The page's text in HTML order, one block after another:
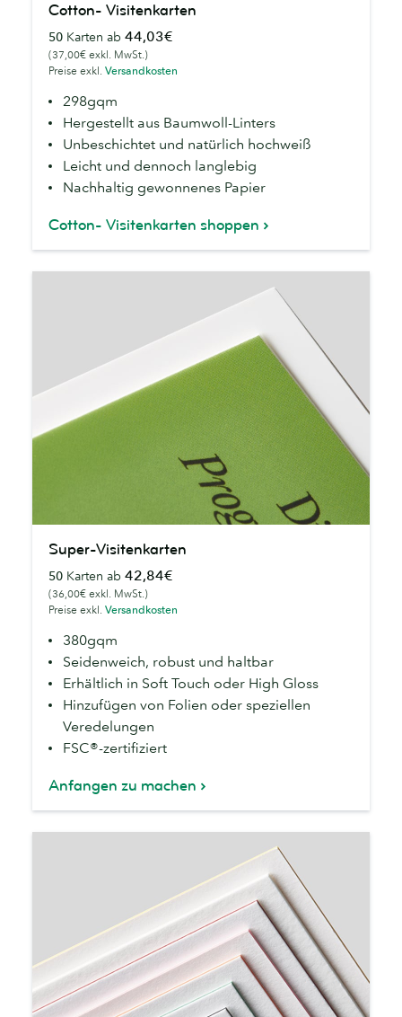
Visitenkarten
Cotton- Visitenkarten
50 Karten ab 44,03€
(37,00€ exkl. MwSt.)
Preise exkl. Versandkosten
298gqm
Hergestellt aus Baumwoll-Linters
Unbeschichtet und natürlich hochweiß
Leicht und dennoch langlebig
Nachhaltig gewonnenes Papier
Cotton- Visitenkarten shoppen
Visitenkarten
Super-Visitenkarten
50 Karten ab 42,84€
(36,00€ exkl. MwSt.)
Preise exkl. Versandkosten
380gqm
Seidenweich, robust und haltbar
Erhältlich in Soft Touch oder High Gloss
Hinzufügen von Folien oder speziellen
Veredelungen
FSC®-zertifiziert
Anfangen zu machen